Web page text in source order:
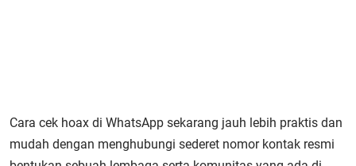
Cara cek hoax di WhatsApp sekarang jauh lebih praktis dan
mudah dengan menghubungi sederet nomor kontak resmi